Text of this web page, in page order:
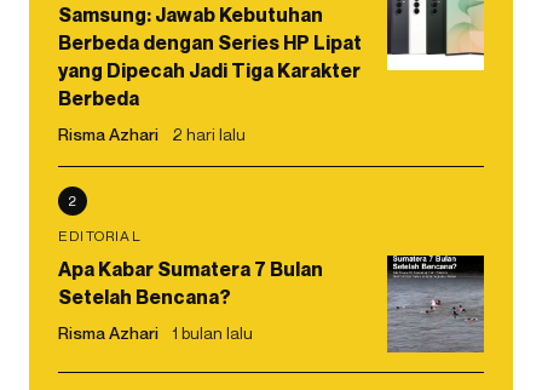
Samsung: Jawab Kebutuhan
Berbeda dengan Series HP Lipat
yang Dipecah Jadi Tiga Karakter
Berbeda
Risma Azhari 2 hari lalu
2
EDITORIAL
Apa Kabar Sumatera 7 Bulan
Setelah Bencana?
Risma Azhari 1 bulan lalu